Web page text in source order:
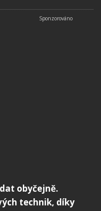
obyčejně.
technik, díky